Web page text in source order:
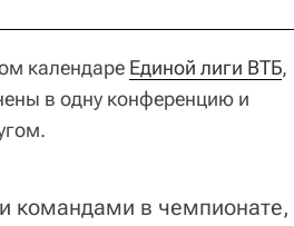
календаре Единой лиги ВТБ,
в одну конференцию и
командами в чемпионате,